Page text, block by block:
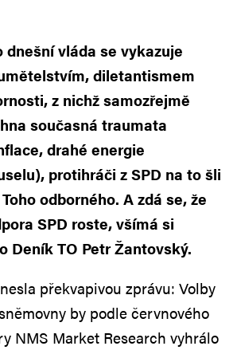
dnešní vláda se vykazuje
diletantismem
z nichž samozřejmě
současná traumata
drahé energie
protihráči z SPD na to šli
odborného. A zdá se, že
SPD roste, všímá si
Deník TO Petr Žantovský.
překvapivou zprávu: Volby
by podle červnového
NMS Market Research vyhrálo